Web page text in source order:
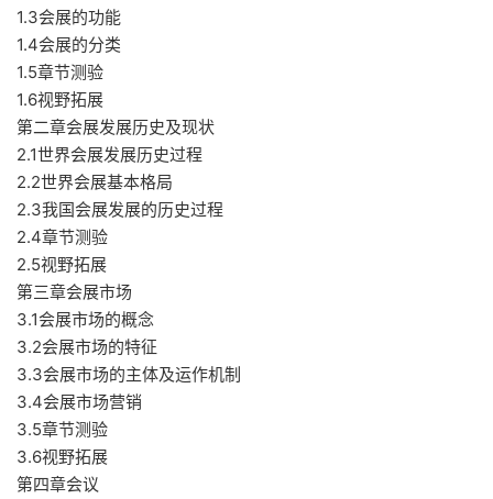
1.3会展的功能
1.4会展的分类
1.5章节测验
1.6视野拓展
第二章会展发展历史及现状
2.1世界会展发展历史过程
2.2世界会展基本格局
2.3我国会展发展的历史过程
2.4章节测验
2.5视野拓展
第三章会展市场
3.1会展市场的概念
3.2会展市场的特征
3.3会展市场的主体及运作机制
3.4会展市场营销
3.5章节测验
3.6视野拓展
第四章会议